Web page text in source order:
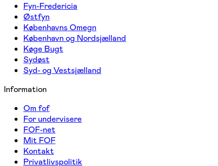
Fyn-Fredericia
Østfyn
Københavns Omegn
København og Nordsjælland
Køge Bugt
Sydøst
Syd- og Vestsjælland
Information
Om fof
For undervisere
FOF-net
Mit FOF
Kontakt
Privatlivspolitik